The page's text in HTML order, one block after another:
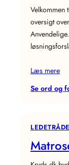
Velkommen
oversigt
Læs mere
Se ord og